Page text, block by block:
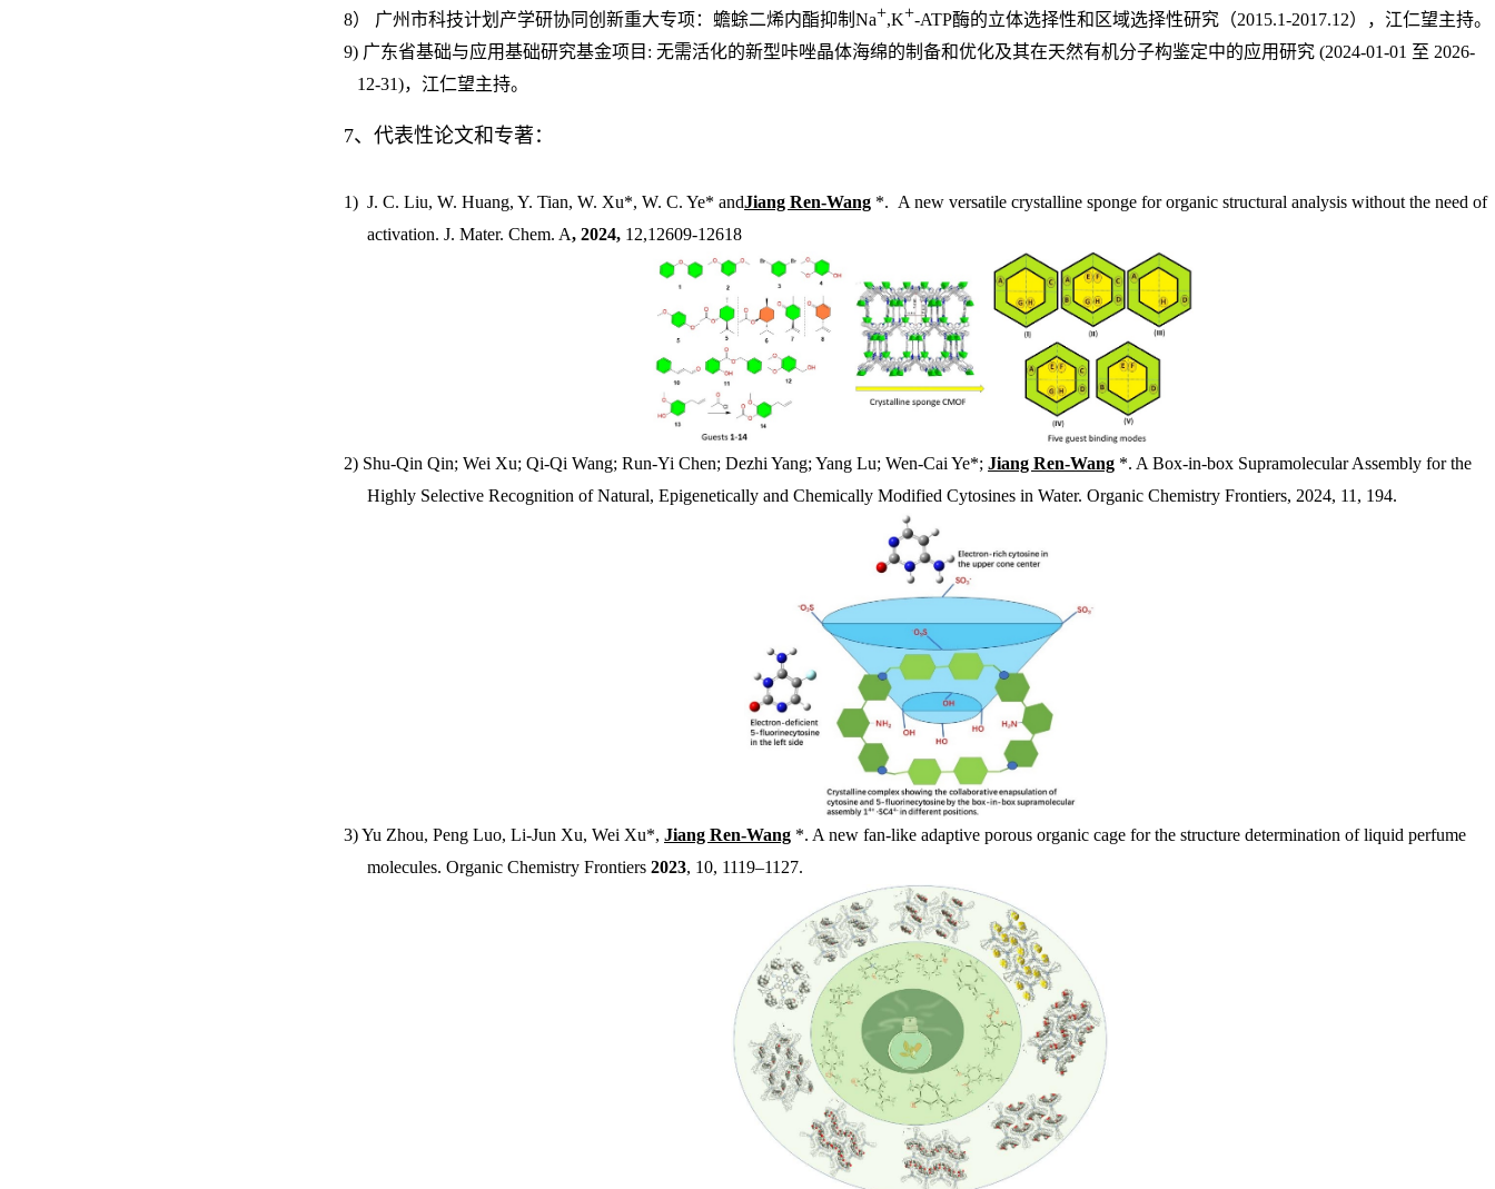
8） 广州市科技计划产学研协同创新重大专项：蟾蜍二烯内酯抑制Na+,K+-ATP酶的立体选择性和区域选择性研究（2015.1-2017.12），江仁望主持。
9) 广东省基础与应用基础研究基金项目 :无需活化的新型咔唑晶体海绵的制备和优化及其在天然有机分子构鉴定中的应用研究(2024-01-01 至 2026-
12-31)，江仁望主持。
7、代表性论文和专著：
1)J. C. Liu, W. Huang, Y. Tian, W. Xu*, W. C. Ye* andJiang Ren-Wang *. A new versatile crystalline sponge for organic structural analysis without the need of
activation.J. Mater. Chem. A, 2024, 12,12609-12618
2) Shu-Qin Qin; Wei Xu; Qi-Qi Wang; Run-Yi Chen; Dezhi Yang; Yang Lu; Wen-Cai Ye*;Jiang Ren-Wang *. A Box-in-box Supramolecular Assembly for the
Highly Selective Recognition of Natural, Epigenetically and Chemically Modified Cytosines in Water. Organic Chemistry Frontiers, 2024, 11, 194.
3) Yu Zhou, Peng Luo, Li-Jun Xu, Wei Xu*,Jiang Ren-Wang *. A new fan-like adaptive porous organic cage for the structure determination of liquid perfume
molecules. Organic Chemistry Frontiers2023, 10, 1119–1127.